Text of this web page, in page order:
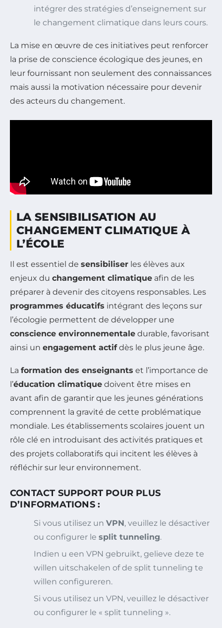
intégrer des stratégies d’enseignement sur
le changement climatique dans leurs cours.
La mise en œuvre de ces initiatives peut renforcer
la prise de conscience écologique des jeunes, en
leur fournissant non seulement des connaissances
mais aussi la motivation nécessaire pour devenir
des acteurs du changement.
LA SENSIBILISATION AU
CHANGEMENT CLIMATIQUE À
L’ÉCOLE
Il est essentiel de sensibiliser les élèves aux
enjeux du changement climatique afin de les
préparer à devenir des citoyens responsables. Les
programmes éducatifs intégrant des leçons sur
l’écologie permettent de développer une
conscience environnementale durable, favorisant
ainsi un engagement actifdès le plus jeune âge.
La formation des enseignants et l’importance de
l’éducation climatique doivent être mises en
avant afin de garantir que les jeunes générations
comprennent la gravité de cette problématique
mondiale. Les établissements scolaires jouent un
rôle clé en introduisant des activités pratiques et
des projets collaboratifs qui incitent les élèves à
réfléchir sur leur environnement.
CONTACT SUPPORT POUR PLUS
D’INFORMATIONS :
Si vous utilisez un VPN, veuillez le désactiver
ou configurer le split tunneling.
Indien u een VPN gebruikt, gelieve deze te
willen uitschakelen of de split tunneling te
willen configureren.
Si vous utilisez un VPN, veuillez le désactiver
ou configurer le « split tunneling ».